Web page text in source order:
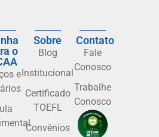
o
e
Sobre
Blog
Institucional
Certificado
TOEFL
Convênios
Contato
Fale
Conosco
Trabalhe
Conosco